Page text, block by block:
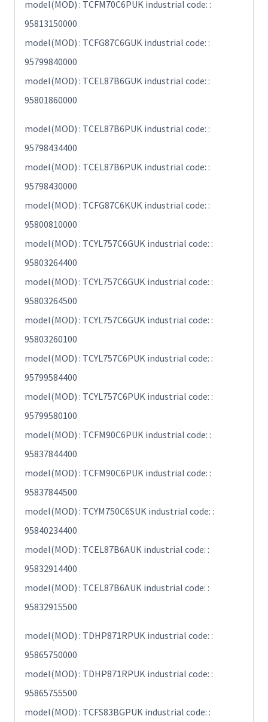
model(MOD) : TCFM70C6PUK industrial code: :
95813150000
model(MOD) : TCFG87C6GUK industrial code: :
95799840000
model(MOD) : TCEL87B6GUK industrial code: :
95801860000
model(MOD) : TCEL87B6PUK industrial code: :
95798434400
model(MOD) : TCEL87B6PUK industrial code: :
95798430000
model(MOD) : TCFG87C6KUK industrial code: :
95800810000
model(MOD) : TCYL757C6GUK industrial code: :
95803264400
model(MOD) : TCYL757C6GUK industrial code: :
95803264500
model(MOD) : TCYL757C6GUK industrial code: :
95803260100
model(MOD) : TCYL757C6PUK industrial code: :
95799584400
model(MOD) : TCYL757C6PUK industrial code: :
95799580100
model(MOD) : TCFM90C6PUK industrial code: :
95837844400
model(MOD) : TCFM90C6PUK industrial code: :
95837844500
model(MOD) : TCYM750C6SUK industrial code: :
95840234400
model(MOD) : TCEL87B6AUK industrial code: :
95832914400
model(MOD) : TCEL87B6AUK industrial code: :
95832915500
model(MOD) : TDHP871RPUK industrial code: :
95865750000
model(MOD) : TDHP871RPUK industrial code: :
95865755500
model(MOD) : TCFS83BGPUK industrial code: :